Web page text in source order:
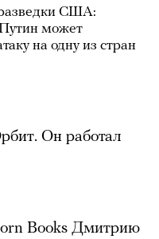
США:
может
на одну из стран
Он работал
Books Дмитрию